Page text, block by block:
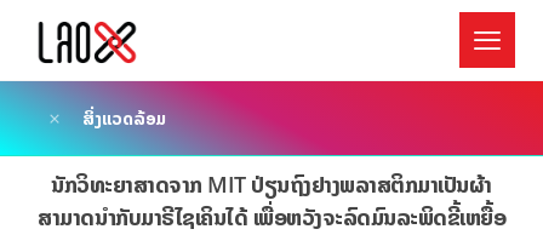
ສິ່ງແວດລ້ອມ
ນັກວິທະຍາສາດຈາກ MIT ປ່ຽນຖົງຢາງພລາສຕິກມາເປັນຜ້າ
ສາມາດນຳກັບມາຣີໄຊເຄິນໄດ້ ເພື່ອຫວັງຈະລົດມົນລະພິດຂີ້ເຫຍື້ອ